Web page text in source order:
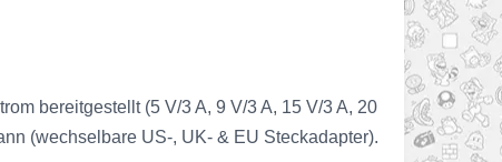
bereitgestellt (5 V/3 A, 9 V/3 A, 15 V/3 A, 20
(wechselbare US-, UK- & EU Steckadapter).